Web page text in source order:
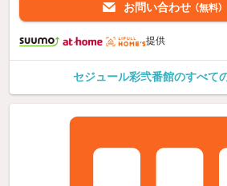
お問い合わせ （無料）
提供
セジュール彩弐番館のすべて